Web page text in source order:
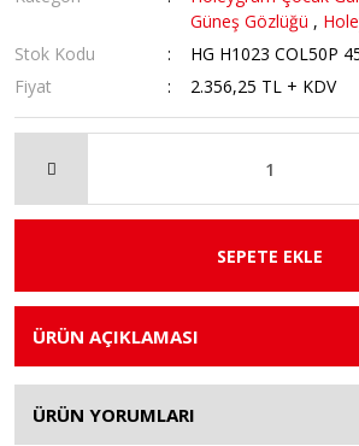
Güneş Gözlüğü ,
Stok Kodu
HG H1023 COL50P
Fiyat
2.356,25 TL + KDV
SEPETE EKLE
ÜRÜN AÇIKLAMASI
ÜRÜN YORUMLARI